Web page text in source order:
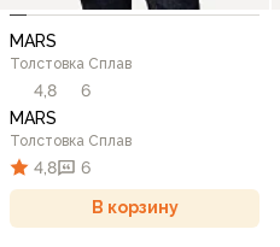
MARS
Толстовка Сплав
4,8
6
MARS
Толстовка Сплав
4,8 6
В корзину